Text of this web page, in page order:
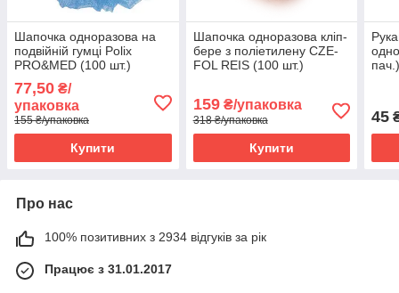
Шапочка одноразова на
подвійній гумці Polix
PRO&MED (100 шт.)
Спанбонд Синя
77,50 ₴/
упаковка
155 ₴/упаковка
Купити
Шапочка одноразова кліп-
бере з поліетилену CZE-
FOL REIS (100 шт.)
159₴/упаковка
318 ₴/упаковка
Купити
45
Про нас
100% позитивних з 2934 відгуків за рік
Працює з 31.01.2017